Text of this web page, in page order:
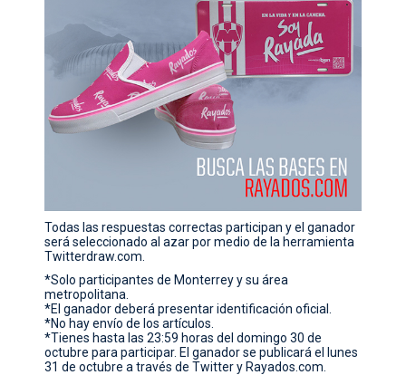
Todas las respuestas correctas participan y el ganador
será seleccionado al azar por medio de la herramienta
Twitterdraw.com.
*Solo participantes de Monterrey y su área
metropolitana.
*El ganador deberá presentar identificación oficial.
*No hay envío de los artículos.
*Tienes hasta las 23:59 horas del domingo 30 de
octubre para participar. El ganador se publicará el lunes
31 de octubre a través de Twitter y Rayados.com.